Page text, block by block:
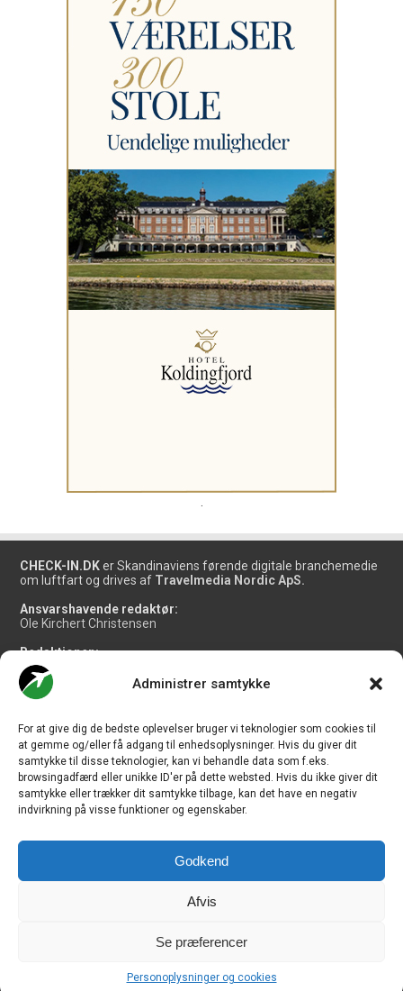
Administrer samtykke
For at give dig de bedste oplevelser bruger vi teknologier som cookies til
at gemme og/eller få adgang til enhedsoplysninger. Hvis du giver dit
samtykke til disse teknologier, kan vi behandle data som f.eks.
browsingadfærd eller unikke ID'er på dette websted. Hvis du ikke giver dit
samtykke eller trækker dit samtykke tilbage, kan det have en negativ
indvirkning på visse funktioner og egenskaber.
Godkend
Afvis
Se præferencer
Personoplysninger og cookies
CHECK-IN.DK er Skandinaviens førende digitale branchemedie
om luftfart og drives af Travelmedia Nordic ApS.
Ansvarshavende redaktør:
Ole Kirchert Christensen
Redaktionen:
Christian Granhøj Skouboe
Henrik Baumgarten
Danny Longhi Andreasen
Salg og jobannoncer:
salg@travelmedianordic.com
Vi tager ansvar for indholdet og er tilmeldt
CVR-nr.: 34 20 20 87 © Copyright 2010-2026 - CHECK-IN.dk